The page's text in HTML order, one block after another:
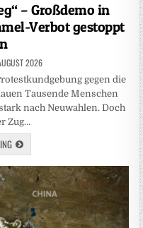
– Großdemo in
Verbot gestoppt
2026
gegen die
Tausende Menschen
nach Neuwahlen. Doch
Zug…